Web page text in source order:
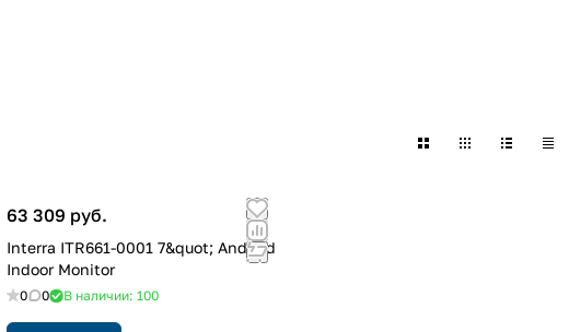
63 309 руб.
Interra ITR661-0001 7&quot; Android
Indoor Monitor
0 0 В наличии: 100